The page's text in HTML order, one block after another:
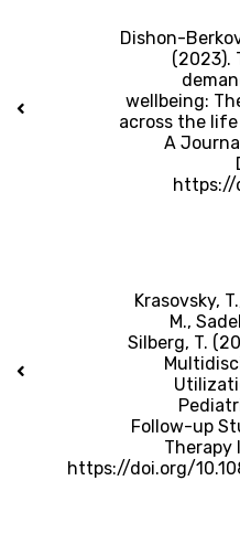
Dishon-
(2023).
wellbeing:
across the
A
https://
Krasovsky,
M.,
Silberg, T.
Follow-up
Therapy
https://doi.org/